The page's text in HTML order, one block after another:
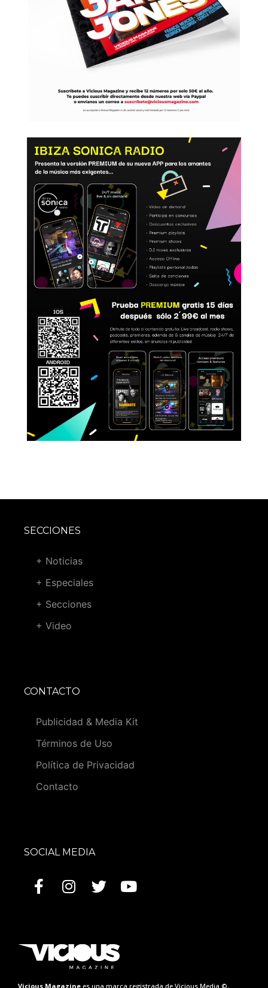
SECCIONES
+ Noticias
+ Especiales
+ Secciones
+ Video
CONTACTO
Publicidad & Media Kit
Términos de Uso
Política de Privacidad
Contacto
SOCIAL MEDIA
Vicious Magazine es una marca registrada de Vicious Media ©.